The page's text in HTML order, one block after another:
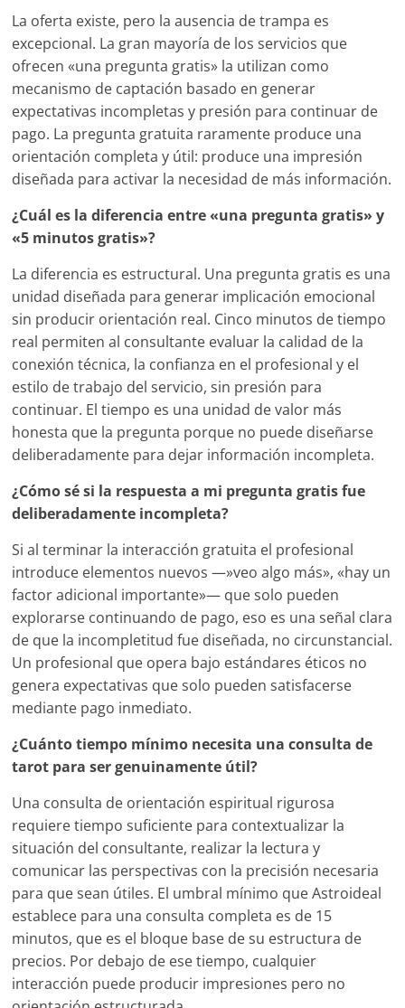
La oferta existe, pero la ausencia de trampa es
excepcional. La gran mayoría de los servicios que
ofrecen «una pregunta gratis» la utilizan como
mecanismo de captación basado en generar
expectativas incompletas y presión para continuar de
pago. La pregunta gratuita raramente produce una
orientación completa y útil: produce una impresión
diseñada para activar la necesidad de más información.
¿Cuál es la diferencia entre «una pregunta gratis» y
«5 minutos gratis»?
La diferencia es estructural. Una pregunta gratis es una
unidad diseñada para generar implicación emocional
sin producir orientación real. Cinco minutos de tiempo
real permiten al consultante evaluar la calidad de la
conexión técnica, la confianza en el profesional y el
estilo de trabajo del servicio, sin presión para
continuar. El tiempo es una unidad de valor más
honesta que la pregunta porque no puede diseñarse
deliberadamente para dejar información incompleta.
¿Cómo sé si la respuesta a mi pregunta gratis fue
deliberadamente incompleta?
Si al terminar la interacción gratuita el profesional
introduce elementos nuevos —»veo algo más», «hay un
factor adicional importante»— que solo pueden
explorarse continuando de pago, eso es una señal clara
de que la incompletitud fue diseñada, no circunstancial.
Un profesional que opera bajo estándares éticos no
genera expectativas que solo pueden satisfacerse
mediante pago inmediato.
¿Cuánto tiempo mínimo necesita una consulta de
tarot para ser genuinamente útil?
Una consulta de orientación espiritual rigurosa
requiere tiempo suficiente para contextualizar la
situación del consultante, realizar la lectura y
comunicar las perspectivas con la precisión necesaria
para que sean útiles. El umbral mínimo que Astroideal
establece para una consulta completa es de 15
minutos, que es el bloque base de su estructura de
precios. Por debajo de ese tiempo, cualquier
interacción puede producir impresiones pero no